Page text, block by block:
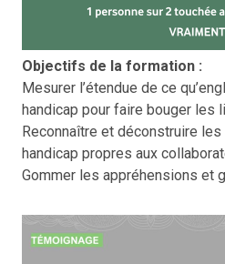
Objectifs de la formation :
Mesurer l’étendue de ce
handicap pour faire bouger les
Reconnaître et déconstruire
handicap propres aux
Gommer les appréhensions et